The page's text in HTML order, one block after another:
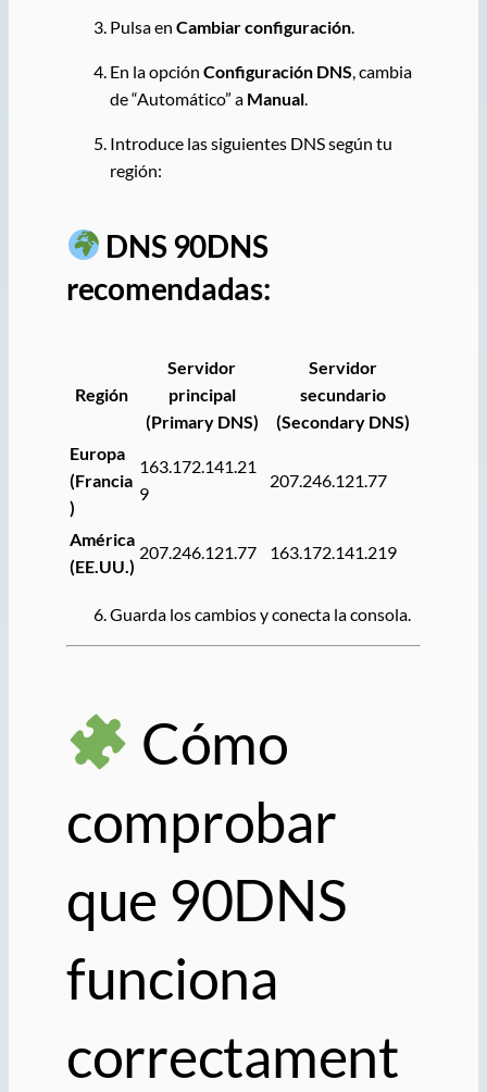
Pulsa en Cambiar configuración.
En la opción Configuración DNS, cambia
de “Automático” a Manual.
Introduce las siguientes DNS según tu
región:
DNS 90DNS
recomendadas:
Región
Servidor
principal
(Primary DNS)
Servidor
secundario
(Secondary DNS)
Europa
(Francia
)
163.172.141.21
9
207.246.121.77
América
(EE.UU.)
207.246.121.77 163.172.141.219
Guarda los cambios y conecta la consola.
Cómo
comprobar
que 90DNS
funciona
correctament